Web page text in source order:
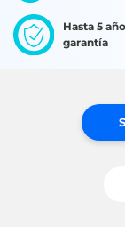
Hasta 5
garantía